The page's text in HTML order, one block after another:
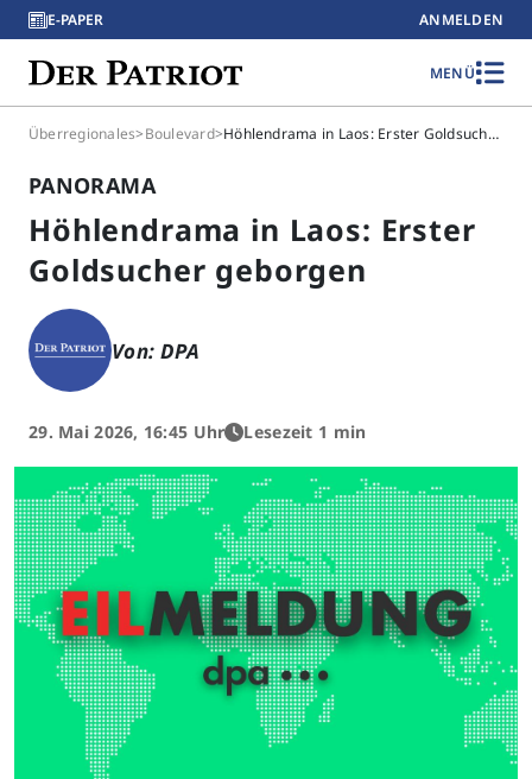
E-PAPER ANMELDEN
MENÜ
Überregionales>Boulevard> Höhlendrama in Laos: Erster Goldsucher geborgen
PANORAMA
Höhlendrama in Laos: Erster
Goldsucher geborgen
Von: DPA
29. Mai 2026, 16:45 Uhr Lesezeit 1 min